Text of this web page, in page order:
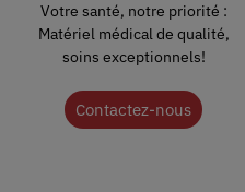
Votre santé, notre priorité :
Matériel médical de qualité,
soins exceptionnels!
Contactez-nous